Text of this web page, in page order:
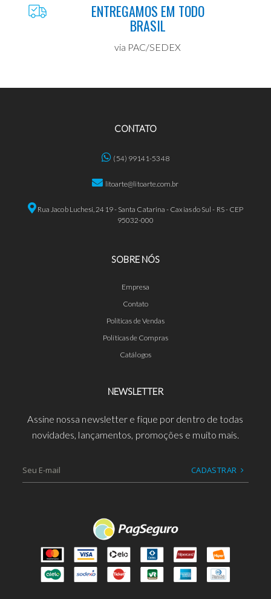
ENTREGAMOS EM TODO
BRASIL
via PAC/SEDEX
CONTATO
(54) 99141-5348
litoarte@litoarte.com.br
Rua Jacob Luchesi, 2419 - Santa Catarina - Caxias do Sul - RS - CEP
95032-000
SOBRE NÓS
Empresa
Contato
Políticas de Vendas
Políticas de Compras
Catálogos
NEWSLETTER
Assine nossa newsletter e fique por dentro de todas
novidades, lançamentos, promoções e muito mais.
CADASTRAR